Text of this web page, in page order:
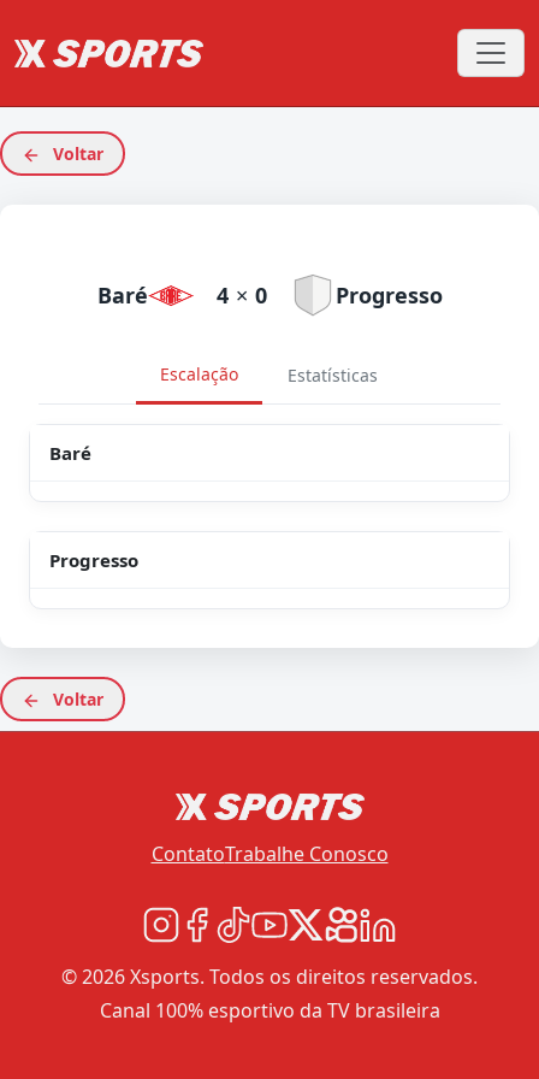
Voltar
Baré 4 × 0 Progresso
Escalação Estatísticas
Baré
Progresso
Voltar
ContatoTrabalhe Conosco
© 2026 Xsports. Todos os direitos reservados.
Canal 100% esportivo da TV brasileira